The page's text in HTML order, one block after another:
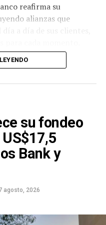
reafirma su
alianzas que
su fondeo
Bank y
agosto, 2026